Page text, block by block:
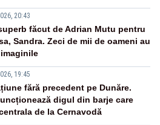
20:43
făcut de Adrian Mutu pentru
Sandra. Zeci de mii de oameni au
19:45
fără precedent pe Dunăre.
digul din barje care
de la Cernavodă